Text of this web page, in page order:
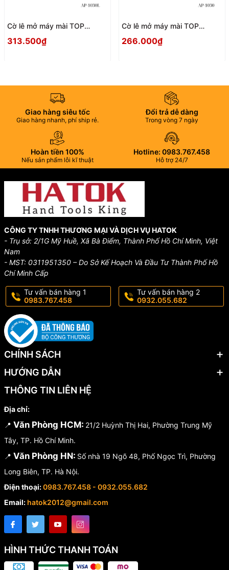
Cờ lê mở máy mài TOP
313.500₫
Cờ lê mở máy mài TOP
266.000₫
Giao hàng siêu tốc
Giao hàng nhanh, phí ship rẻ.
Đổi trả dễ dàng
Trong vòng 7 ngày
Hoàn tiền 100%
Nếu sản phẩm lỗi kĩ thuật
Hotline: 0983.767.458
Hỗ trợ 24/7
CÔNG TY TNHH THƯƠNG MẠI VÀ DỊCH VỤ HATOK
- Trụ sở: 2/1G Mỹ Huề, Xã Bà Điểm, Thành Phố Hồ Chí Minh, Việt
Nam
- MST: 0311951350 – Do Sở Kế Hoạch Và Đầu Tư Thành Phố Hồ
Chí Minh Cấp
Tư vấn bán hàng 1
0983.767.458
Tư vấn bán hàng 2
0932.055.682
CHÍNH SÁCH
HƯỚNG DẪN
THÔNG TIN LIÊN HỆ
Địa chỉ:
📍 Văn Phòng HCM: 21/2 Huỳnh Thị Hai, Phường Trung Mỹ
Tây, TP. Hồ Chí Minh.
📍 Văn Phòng HN: Số nhà 19 Ngõ 48, Phố Ngọc Trì, Phường
Long Biên, TP. Hà Nội.
Điện thoại:0983.767.458 - 0932.055.682
Email: hatok2012@gmail.com
HÌNH THỨC THANH TOÁN